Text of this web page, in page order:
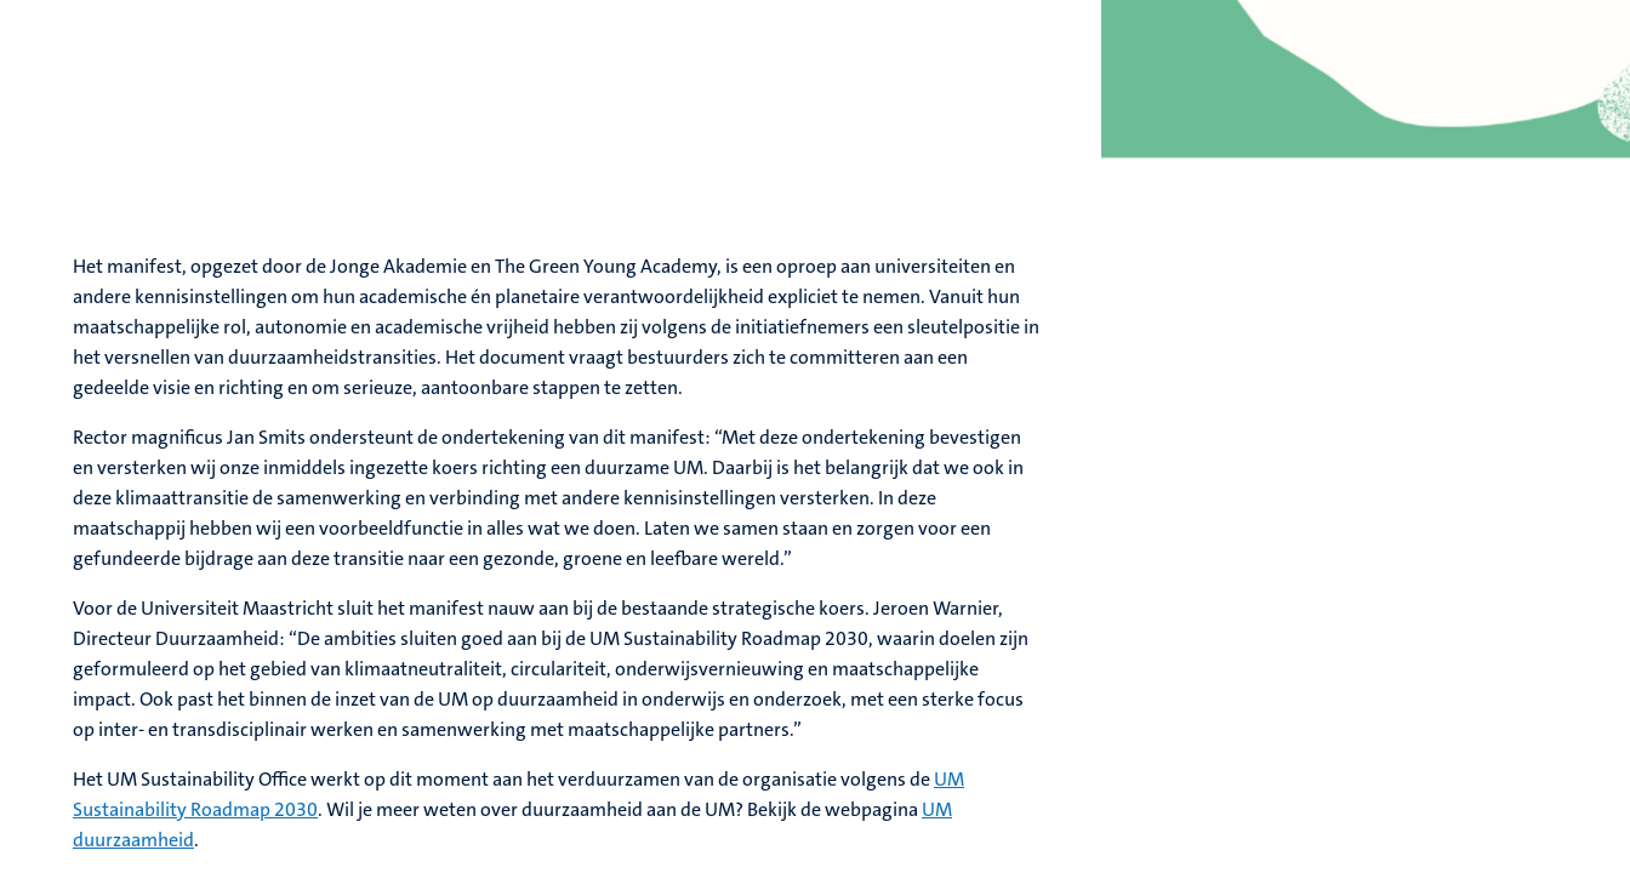
Het manifest, opgezet door de Jonge Akademie en The Green Young Academy, is een oproep aan universiteiten en
andere kennisinstellingen om hun academische én planetaire verantwoordelijkheid expliciet te nemen. Vanuit hun
maatschappelijke rol, autonomie en academische vrijheid hebben zij volgens de initiatiefnemers een sleutelpositie in
het versnellen van duurzaamheidstransities. Het document vraagt bestuurders zich te committeren aan een
gedeelde visie en richting en om serieuze, aantoonbare stappen te zetten.
Rector magnificus Jan Smits ondersteunt de ondertekening van dit manifest: “Met deze ondertekening bevestigen
en versterken wij onze inmiddels ingezette koers richting een duurzame UM. Daarbij is het belangrijk dat we ook in
deze klimaattransitie de samenwerking en verbinding met andere kennisinstellingen versterken. In deze
maatschappij hebben wij een voorbeeldfunctie in alles wat we doen. Laten we samen staan en zorgen voor een
gefundeerde bijdrage aan deze transitie naar een gezonde, groene en leefbare wereld.”
Voor de Universiteit Maastricht sluit het manifest nauw aan bij de bestaande strategische koers. Jeroen Warnier,
Directeur Duurzaamheid: “De ambities sluiten goed aan bij de UM Sustainability Roadmap 2030, waarin doelen zijn
geformuleerd op het gebied van klimaatneutraliteit, circulariteit, onderwijsvernieuwing en maatschappelijke
impact. Ook past het binnen de inzet van de UM op duurzaamheid in onderwijs en onderzoek, met een sterke focus
op inter- en transdisciplinair werken en samenwerking met maatschappelijke partners.”
Het UM Sustainability Office werkt op dit moment aan het verduurzamen van de organisatie volgens deUM
Sustainability Roadmap 2030. Wil je meer weten over duurzaamheid aan de UM? Bekijk de webpagina UM
duurzaamheid.